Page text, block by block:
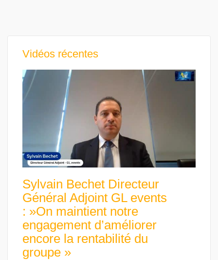
Vidéos récentes
Sylvain Bechet Directeur
Général Adjoint GL events
: »On maintient notre
engagement d’améliorer
encore la rentabilité du
groupe »